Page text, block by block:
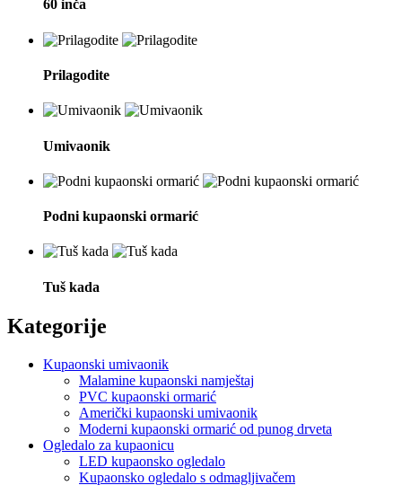
60 inča
Prilagodite
Umivaonik
Podni kupaonski ormarić
Tuš kada
Kategorije
Kupaonski umivaonik
Malamine kupaonski namještaj
PVC kupaonski ormarić
Američki kupaonski umivaonik
Moderni kupaonski ormarić od punog drveta
Ogledalo za kupaonicu
LED kupaonsko ogledalo
Kupaonsko ogledalo s odmagljivačem